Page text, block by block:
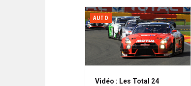
AUTO
Vidéo : Les Total 24